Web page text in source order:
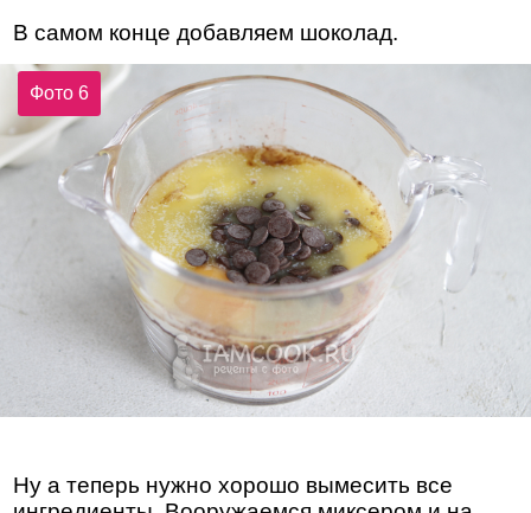
В самом конце добавляем шоколад.
Фото 6
Ну а теперь нужно хорошо вымесить все